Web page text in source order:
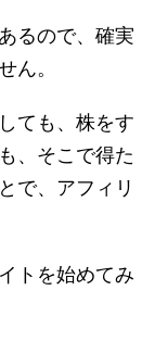
るので、確実
ん。
ても、株をす
、そこで得た
で、アフィリ
トを始めてみ